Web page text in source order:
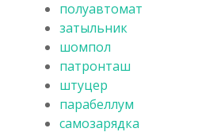
полуавтомат
затыльник
шомпол
патронташ
штуцер
парабеллум
самозарядка